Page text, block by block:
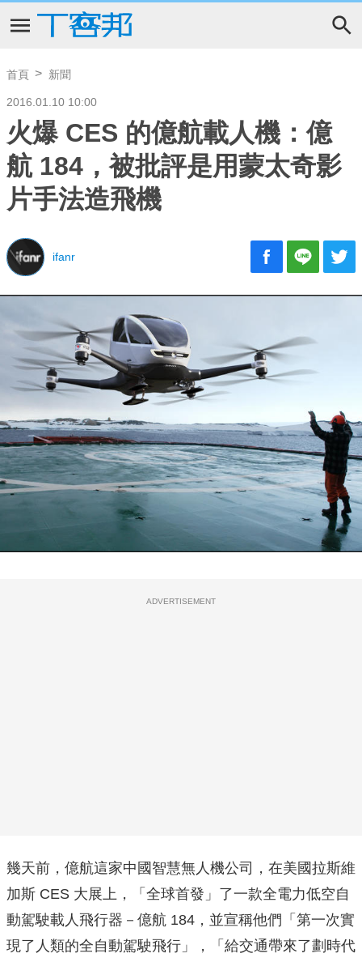
首頁 新聞
2016.01.10 10:00
火爆 CES 的億航載人機：億
航 184，被批評是用蒙太奇影
片手法造飛機
ifanr
ADVERTISEMENT
幾天前，億航這家中國智慧無人機公司，在美國拉斯維
加斯 CES 大展上，「全球首發」了一款全電力低空自
動駕駛載人飛行器－億航 184，並宣稱他們「第一次實
現了人類的全自動駕駛飛行」，「給交通帶來了劃時代